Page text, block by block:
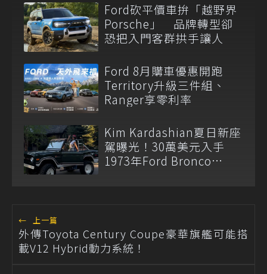
Ford砍平價車拚「越野界
Porsche」 品牌轉型卻
恐把入門客群拱手讓人
Ford 8月購車優惠開跑
Territory升級三件組、
Ranger享零利率
Kim Kardashian夏日新座
駕曝光！30萬美元入手
1973年Ford Bronco
← 上一篇
外傳Toyota Century Coupe豪華旗艦可能搭
載V12 Hybrid動力系統！